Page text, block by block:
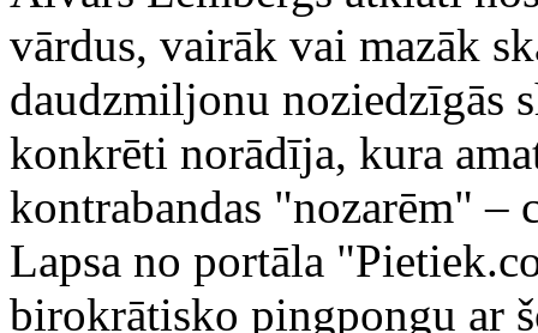
vārdus, vairāk vai mazāk
daudzmiljonu noziedzīgās
konkrēti norādīja, kura
kontrabandas "nozarēm" –
Lapsa no portāla
birokrātisko pingpongu ar